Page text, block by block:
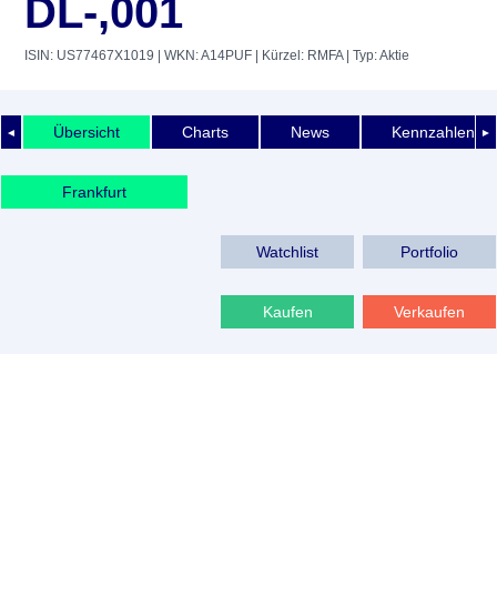
DL-,001
ISIN: US77467X1019 | WKN: A14PUF | Kürzel: RMFA| Typ: Aktie
◄ ►
Übersicht Charts News Kennzahlen
Frankfurt
Watchlist Portfolio
Kaufen Verkaufen